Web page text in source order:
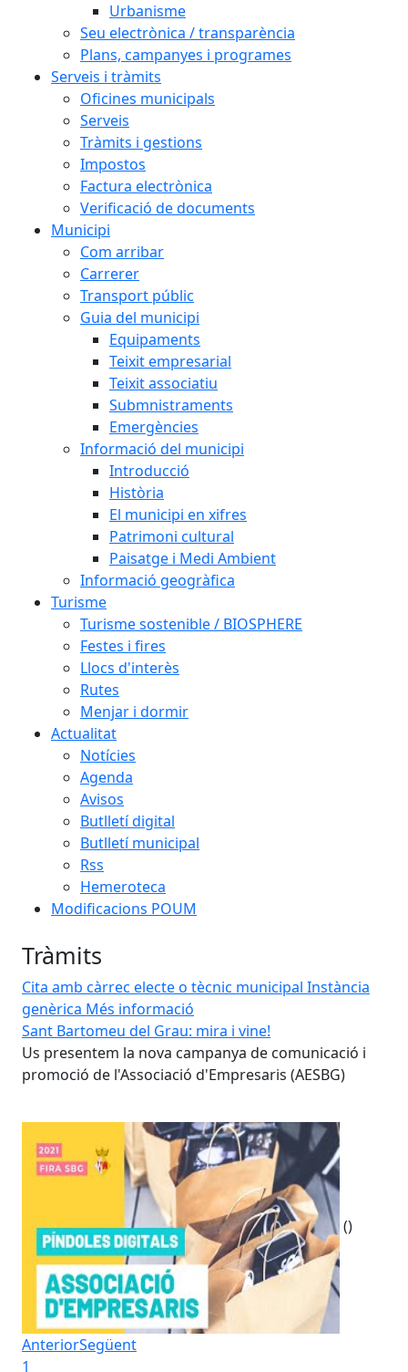
Urbanisme
Seu electrònica / transparència
Plans, campanyes i programes
Serveis i tràmits
Oficines municipals
Serveis
Tràmits i gestions
Impostos
Factura electrònica
Verificació de documents
Municipi
Com arribar
Carrerer
Transport públic
Guia del municipi
Equipaments
Teixit empresarial
Teixit associatiu
Submnistraments
Emergències
Informació del municipi
Introducció
Història
El municipi en xifres
Patrimoni cultural
Paisatge i Medi Ambient
Informació geogràfica
Turisme
Turisme sostenible / BIOSPHERE
Festes i fires
Llocs d'interès
Rutes
Menjar i dormir
Actualitat
Notícies
Agenda
Avisos
Butlletí digital
Butlletí municipal
Rss
Hemeroteca
Modificacions POUM
Tràmits
Cita amb càrrec electe o tècnic municipal Instància
genèrica Més informació
Sant Bartomeu del Grau: mira i vine!
Us presentem la nova campanya de comunicació i
promoció de l'Associació d'Empresaris (AESBG)
()
AnteriorSegüent
1